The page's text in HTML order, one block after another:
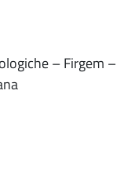
– Firgem –